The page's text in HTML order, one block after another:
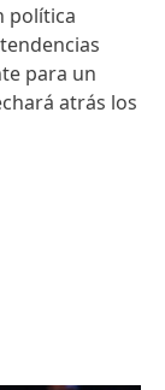
política
para un
atrás los